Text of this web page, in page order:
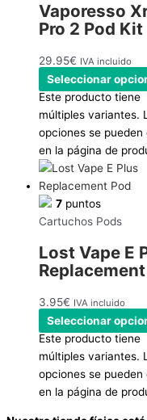
Vaporesso
Pro 2 Pod Kit
29.95€ IVA incluido
Seleccionar
Este producto tiene
múltiples variantes.
opciones se pueden
en la página de
7 puntos
Cartuchos Pods
Lost Vape E
3.95€ IVA incluido
Seleccionar
Este producto tiene
múltiples variantes.
opciones se pueden
en la página de